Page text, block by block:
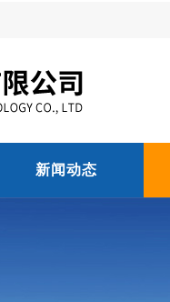
新闻动态